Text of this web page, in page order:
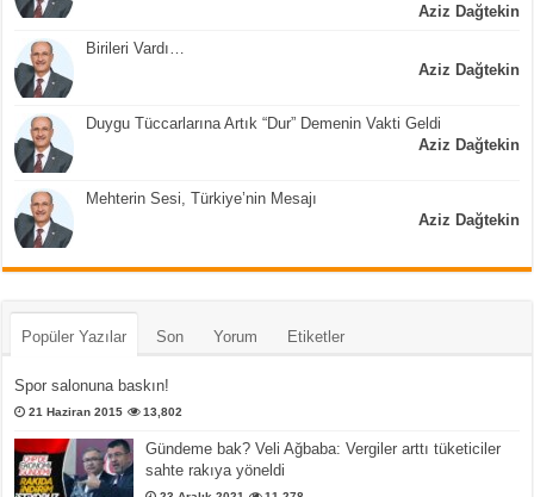
Aziz Dağtekin
Birileri Vardı…
Aziz Dağtekin
Duygu Tüccarlarına Artık “Dur” Demenin Vakti Geldi
Aziz Dağtekin
Mehterin Sesi, Türkiye’nin Mesajı
Aziz Dağtekin
Popüler Yazılar Son Yorum Etiketler
Spor salonuna baskın!
21 Haziran 2015 13,802
Gündeme bak? Veli Ağbaba: Vergiler arttı tüketiciler
sahte rakıya yöneldi